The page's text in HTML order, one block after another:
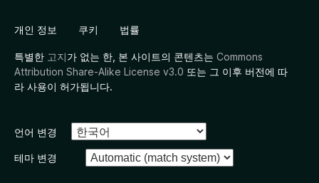
개인 정보 쿠키 법률
특별한 고지가 없는 한, 본 사이트의 콘텐츠는 Commons
Attribution Share-Alike License v3.0 또는 그 이후 버전에 따
라 사용이 허가됩니다.
언어 변경
테마 변경